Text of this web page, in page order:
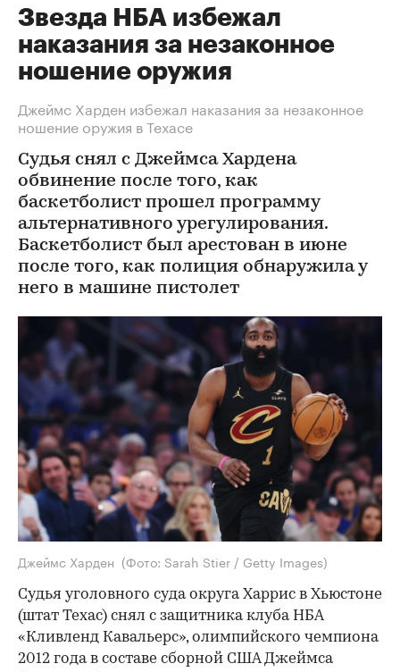
Звезда НБА избежал
наказания за незаконное
ношение оружия
Джеймс Харден избежал наказания за незаконное
ношение оружия в Техасе
Судья снял с Джеймса Хардена
обвинение после того, как
баскетболист прошел программу
альтернативного урегулирования.
Баскетболист был арестован в июне
после того, как полиция обнаружила у
него в машине пистолет
Джеймс Харден (Фото: Sarah Stier / Getty Images)
Судья уголовного суда округа Харрис в Хьюстоне
(штат Техас) снял с защитника клуба НБА
«Кливленд Кавальерс», олимпийского чемпиона
2012 года в составе сборной США Джеймса